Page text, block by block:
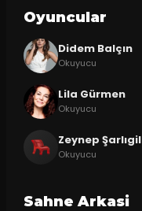
Oyuncular
Didem Balçın
Okuyucu
Lila Gürmen
Okuyucu
Zeynep Şarlıgil
Okuyucu
Sahne Arkasi